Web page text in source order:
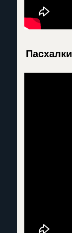
Пасхалки